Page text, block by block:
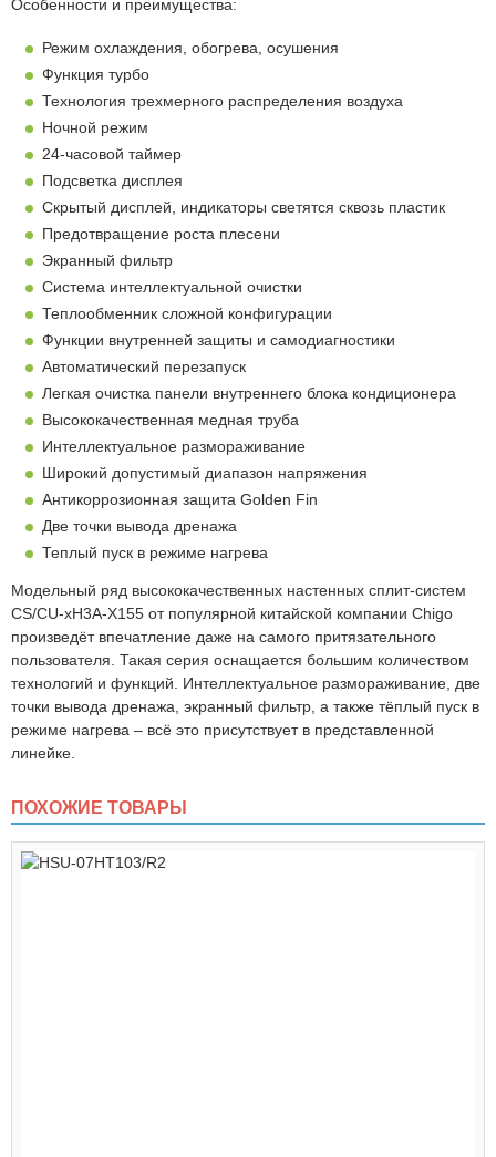
Особенности и преимущества:
Режим охлаждения, обогрева, осушения
Функция турбо
Технология трехмерного распределения воздуха
Ночной режим
24-часовой таймер
Подсветка дисплея
Скрытый дисплей, индикаторы светятся сквозь пластик
Предотвращение роста плесени
Экранный фильтр
Система интеллектуальной очистки
Теплообменник сложной конфигурации
Функции внутренней защиты и самодиагностики
Автоматический перезапуск
Легкая очистка панели внутреннего блока кондиционера
Высококачественная медная труба
Интеллектуальное размораживание
Широкий допустимый диапазон напряжения
Антикоррозионная защита Golden Fin
Две точки вывода дренажа
Теплый пуск в режиме нагрева
Модельный ряд высококачественных настенных сплит-систем
CS/CU-xH3A-X155 от популярной китайской компании Chigo
произведёт впечатление даже на самого притязательного
пользователя. Такая серия оснащается большим количеством
технологий и функций. Интеллектуальное размораживание, две
точки вывода дренажа, экранный фильтр, а также тёплый пуск в
режиме нагрева – всё это присутствует в представленной
линейке.
ПОХОЖИЕ ТОВАРЫ